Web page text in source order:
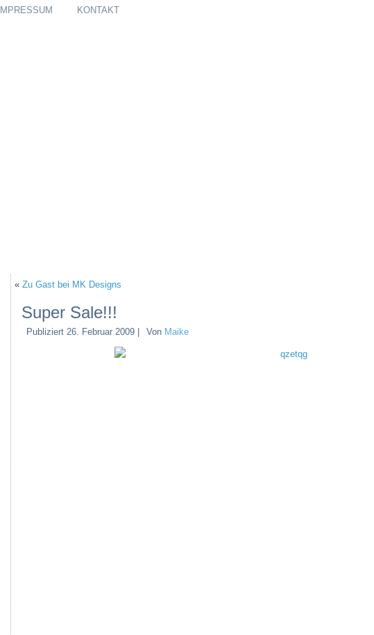
IMPRESSUM KONTAKT
« Zu Gast bei MK Designs
Super Sale!!!
Publiziert 26. Februar 2009 Von Maike